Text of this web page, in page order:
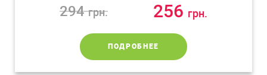
294грн. 256 грн.
ПОДРОБНЕЕ